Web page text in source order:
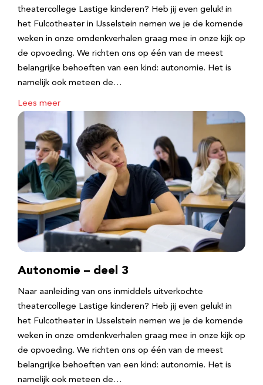
theatercollege Lastige kinderen? Heb jij even geluk! in
het Fulcotheater in IJsselstein nemen we je de komende
weken in onze omdenkverhalen graag mee in onze kijk op
de opvoeding. We richten ons op één van de meest
belangrijke behoeften van een kind: autonomie. Het is
namelijk ook meteen de…
Lees meer
Autonomie – deel 3
Naar aanleiding van ons inmiddels uitverkochte
theatercollege Lastige kinderen? Heb jij even geluk! in
het Fulcotheater in IJsselstein nemen we je de komende
weken in onze omdenkverhalen graag mee in onze kijk op
de opvoeding. We richten ons op één van de meest
belangrijke behoeften van een kind: autonomie. Het is
namelijk ook meteen de…